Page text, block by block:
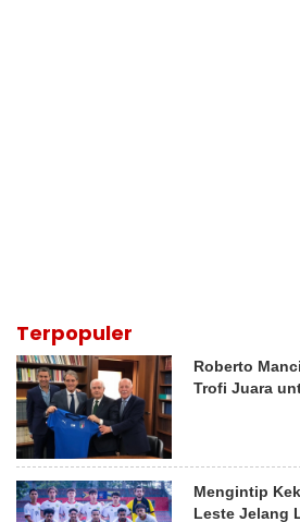
Terpopuler
Roberto
Trofi Juara
Mengintip
Leste Jelang